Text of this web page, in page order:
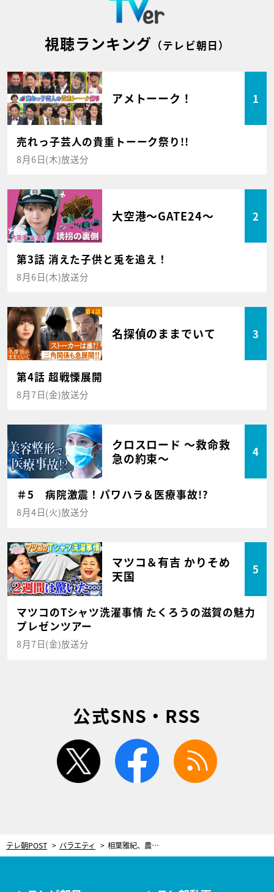
視聴ランキング （テレビ朝日）
アメトーーク！ 1
売れっ子芸人の貴重トーーク祭り!!
8月6日(木)放送分
大空港～GATE24～ 2
第3話 消えた子供と兎を追え！
8月6日(木)放送分
名探偵のままでいて 3
第4話 超戦慄展開
8月7日(金)放送分
クロスロード ～救命救
急の約束～
4
＃5 病院激震！パワハラ＆医療事故!?
8月4日(火)放送分
マツコ＆有吉 かりそめ
天国
5
マツコのTシャツ洗濯事情 たくろうの滋賀の魅力
プレゼンツアー
8月7日(金)放送分
公式SNS・RSS
twitter facebook
テレ朝POST バラエティ 相葉雅紀、農家で“お餅づくり”に挑戦！2021年の新たな挑戦についても明かす